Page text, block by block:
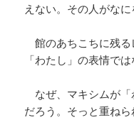
えない。その人がなに
館のあちこちに残る
「わたし」の表情では
なぜ、マキシムが「
だろう。そっと重ね